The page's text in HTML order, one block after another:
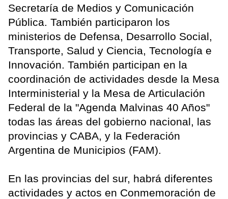
Secretaría de Medios y Comunicación
Pública. También participaron los
ministerios de Defensa, Desarrollo Social,
Transporte, Salud y Ciencia, Tecnología e
Innovación. También participan en la
coordinación de actividades desde la Mesa
Interministerial y la Mesa de Articulación
Federal de la "Agenda Malvinas 40 Años"
todas las áreas del gobierno nacional, las
provincias y CABA, y la Federación
Argentina de Municipios (FAM).
En las provincias del sur, habrá diferentes
actividades y actos en Conmemoración de